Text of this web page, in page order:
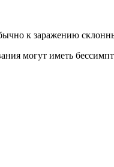
к заражению
могут иметь